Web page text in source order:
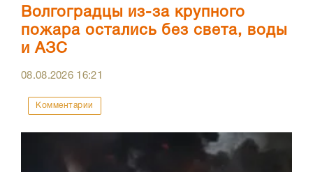
Волгоградцы из-за крупного
пожара остались без света, воды
и АЗС
08.08.2026 16:21
Комментарии